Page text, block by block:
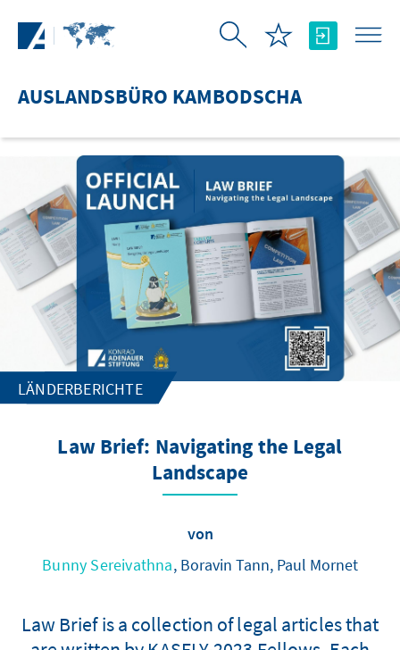
AUSLANDSBÜRO KAMBODSCHA
LÄNDERBERICHTE
Law Brief: Navigating the Legal
Landscape
von
Bunny Sereivathna, Boravin Tann, Paul Mornet
Law Brief is a collection of legal articles that